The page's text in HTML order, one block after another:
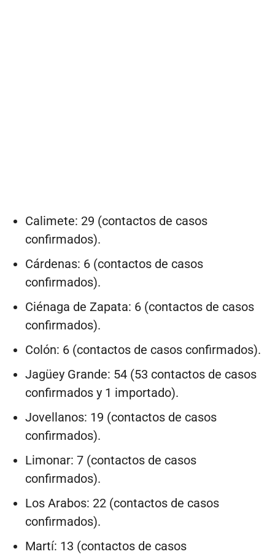
Calimete: 29 (contactos de casos
confirmados).
Cárdenas: 6 (contactos de casos
confirmados).
Ciénaga de Zapata: 6 (contactos de casos
confirmados).
Colón: 6 (contactos de casos confirmados).
Jagüey Grande: 54 (53 contactos de casos
confirmados y 1 importado).
Jovellanos: 19 (contactos de casos
confirmados).
Limonar: 7 (contactos de casos
confirmados).
Los Arabos: 22 (contactos de casos
confirmados).
Martí: 13 (contactos de casos